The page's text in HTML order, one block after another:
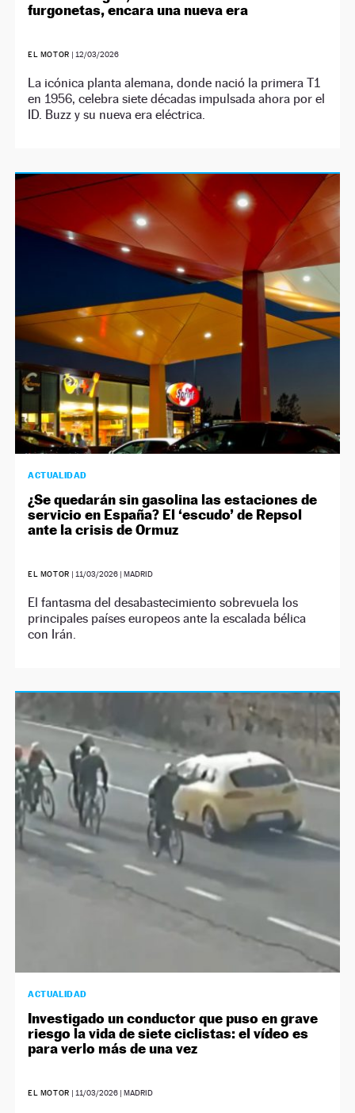
furgonetas, encara una nueva era
EL MOTOR |12/03/2026
La icónica planta alemana, donde nació la primera T1
en 1956, celebra siete décadas impulsada ahora por el
ID. Buzz y su nueva era eléctrica.
ACTUALIDAD
¿Se quedarán sin gasolina las estaciones de
servicio en España? El ‘escudo’ de Repsol
ante la crisis de Ormuz
EL MOTOR | 11/03/2026 | MADRID
El fantasma del desabastecimiento sobrevuela los
principales países europeos ante la escalada bélica
con Irán.
ACTUALIDAD
Investigado un conductor que puso en grave
riesgo la vida de siete ciclistas: el vídeo es
para verlo más de una vez
EL MOTOR |11/03/2026 | MADRID